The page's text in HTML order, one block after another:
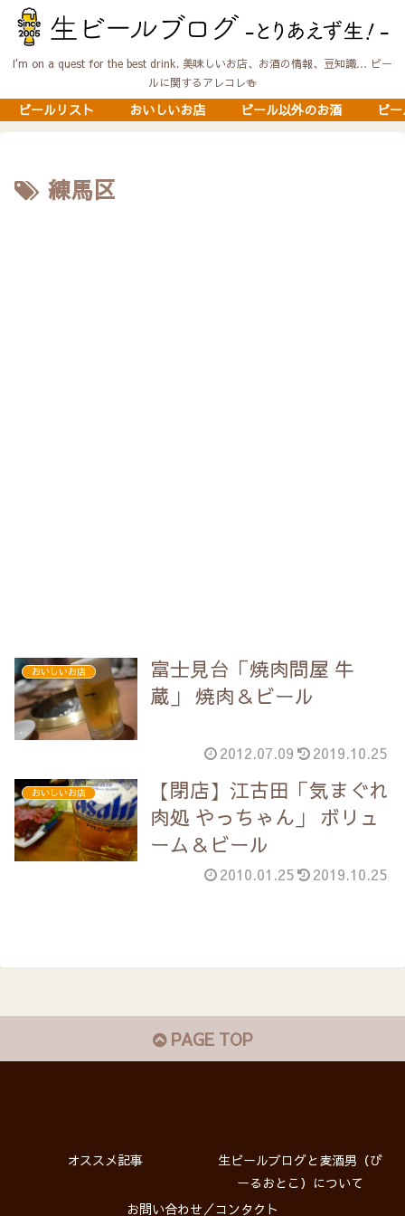
I'm on a quest for the best drink. 美味しいお店、お酒の情報、豆知識… ビー
ルに関するアレコレ🍻
ビールリスト おいしいお店 ビール以外のお酒 ビ
練馬区
おいしいお店
富士見台「焼肉問屋 牛
蔵」 焼肉＆ビール
2012.07.09 2019.10.25
おいしいお店
【閉店】江古田「気まぐれ
肉処 やっちゃん」 ボリュ
ーム＆ビール
2010.01.25 2019.10.25
PAGE TOP
オススメ記事
生ビールブログと麦酒男（び
ーるおとこ）について
お問い合わせ／コンタクト